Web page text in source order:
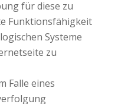
für diese zu
Funktionsfähigkeit
Systeme
zu
Falle eines